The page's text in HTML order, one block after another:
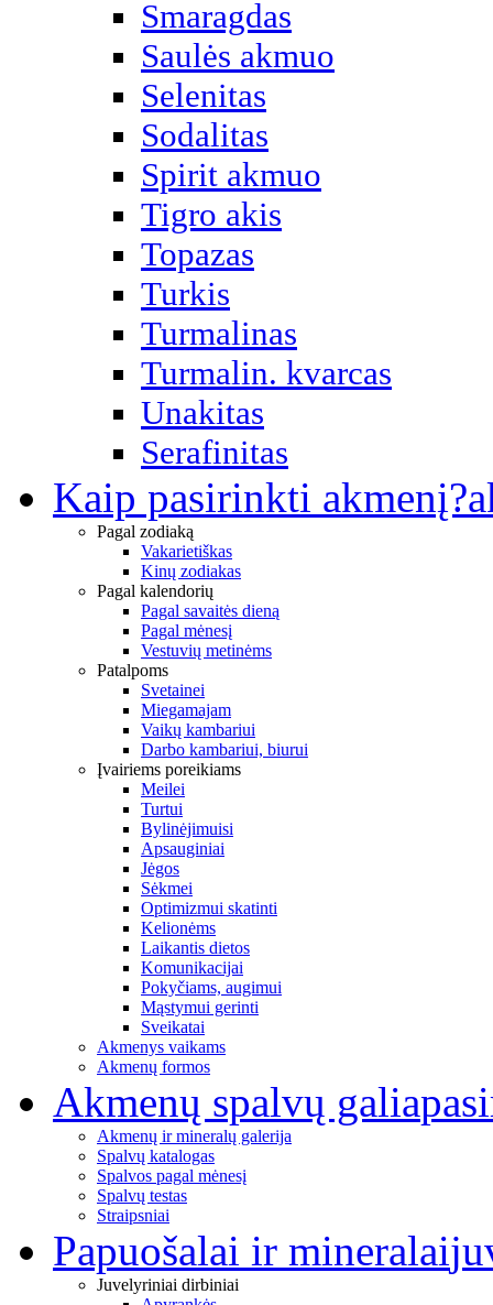
Smaragdas
Saulės akmuo
Selenitas
Sodalitas
Spirit akmuo
Tigro akis
Topazas
Turkis
Turmalinas
Turmalin. kvarcas
Unakitas
Serafinitas
Kaip pasirinkti akmenį?
Pagal zodiaką
Vakarietiškas
Kinų zodiakas
Pagal kalendorių
Pagal savaitės dieną
Pagal mėnesį
Vestuvių metinėms
Patalpoms
Svetainei
Miegamajam
Vaikų kambariui
Darbo kambariui, biurui
Įvairiems poreikiams
Meilei
Turtui
Bylinėjimuisi
Apsauginiai
Jėgos
Sėkmei
Optimizmui skatinti
Kelionėms
Laikantis dietos
Komunikacijai
Pokyčiams, augimui
Mąstymui gerinti
Sveikatai
Akmenys vaikams
Akmenų formos
Akmenų spalvų galia
Akmenų ir mineralų galerija
Spalvų katalogas
Spalvos pagal mėnesį
Spalvų testas
Straipsniai
Papuošalai ir mineralai
Juvelyriniai dirbiniai